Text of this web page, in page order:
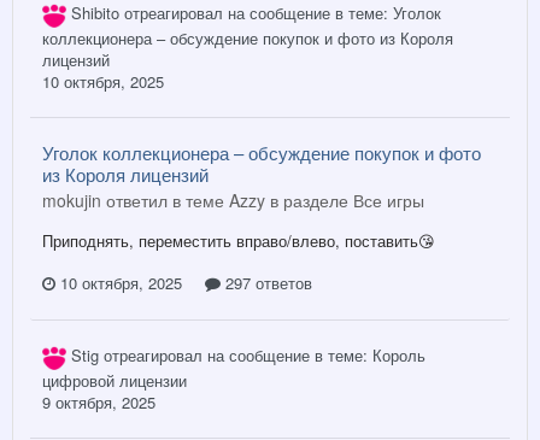
Shibito отреагировал на сообщение в теме: Уголок
коллекционера – обсуждение покупок и фото из Короля
лицензий
10 октября, 2025
Уголок коллекционера – обсуждение покупок и фото
из Короля лицензий
mokujin ответил в теме Azzy в разделе Все игры
Приподнять, переместить вправо/влево, поставить😘
10 октября, 2025
297 ответов
Stig отреагировал на сообщение в теме: Король
цифровой лицензии
9 октября, 2025